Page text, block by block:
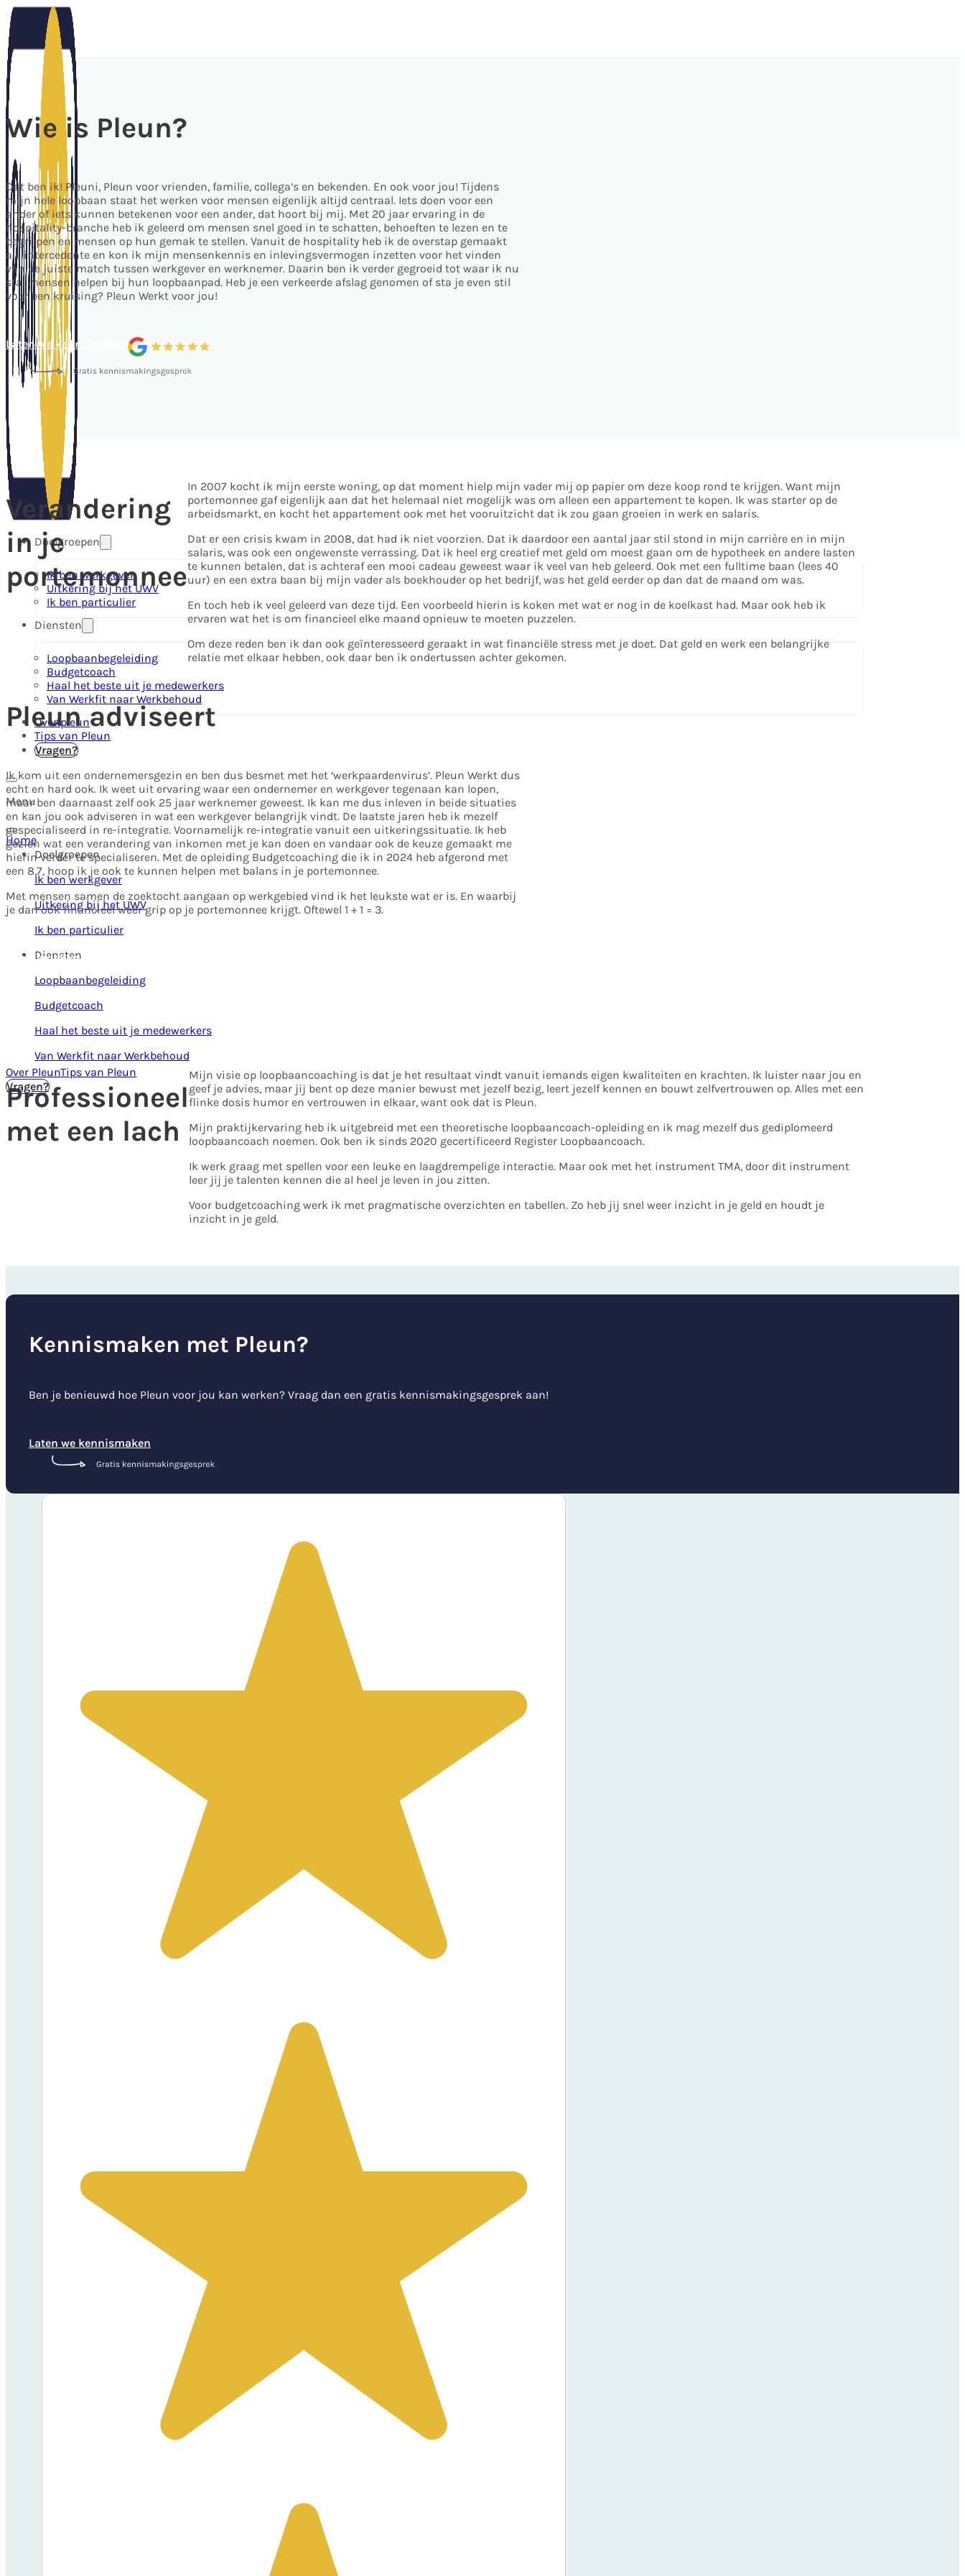
Doelgroepen
Ik ben werkgever
Uitkering bij het UWV
Ik ben particulier
Diensten
Loopbaanbegeleiding
Budgetcoach
Haal het beste uit je medewerkers
Van Werkfit naar Werkbehoud
Over pleun
Tips van Pleun
Vragen?
Menu
Home
Doelgroepen
Ik ben werkgever
Uitkering bij het UWV
Ik ben particulier
Diensten
Loopbaanbegeleiding
Budgetcoach
Haal het beste uit je medewerkers
Van Werkfit naar Werkbehoud
Over PleunTips van Pleun
Vragen? Kennismaken
Wie is Pleun?
Dat ben ik! Pleuni, Pleun voor vrienden, familie, collega’s en bekenden. En ook voor jou! Tijdens
mijn hele loopbaan staat het werken voor mensen eigenlijk altijd centraal. Iets doen voor een
ander of iets kunnen betekenen voor een ander, dat hoort bij mij. Met 20 jaar ervaring in de
hospitality-branche heb ik geleerd om mensen snel goed in te schatten, behoeften te lezen en te
begrijpen en mensen op hun gemak te stellen. Vanuit de hospitality heb ik de overstap gemaakt
als intercedente en kon ik mijn mensenkennis en inlevingsvermogen inzetten voor het vinden
van de juiste match tussen werkgever en werknemer. Daarin ben ik verder gegroeid tot waar ik nu
sta: mensen helpen bij hun loopbaanpad. Heb je een verkeerde afslag genomen of sta je even stil
voor een kruising? Pleun Werkt voor jou!
Laten we kennismaken
Verandering
in je
portemonnee
In 2007 kocht ik mijn eerste woning, op dat moment hielp mijn vader mij op papier om deze koop rond te krijgen. Want mijn
portemonnee gaf eigenlijk aan dat het helemaal niet mogelijk was om alleen een appartement te kopen. Ik was starter op de
arbeidsmarkt, en kocht het appartement ook met het vooruitzicht dat ik zou gaan groeien in werk en salaris.
Dat er een crisis kwam in 2008, dat had ik niet voorzien. Dat ik daardoor een aantal jaar stil stond in mijn carrière en in mijn
salaris, was ook een ongewenste verrassing. Dat ik heel erg creatief met geld om moest gaan om de hypotheek en andere lasten
te kunnen betalen, dat is achteraf een mooi cadeau geweest waar ik veel van heb geleerd. Ook met een fulltime baan (lees 40
uur) en een extra baan bij mijn vader als boekhouder op het bedrijf, was het geld eerder op dan dat de maand om was.
En toch heb ik veel geleerd van deze tijd. Een voorbeeld hierin is koken met wat er nog in de koelkast had. Maar ook heb ik
ervaren wat het is om financieel elke maand opnieuw te moeten puzzelen.
Om deze reden ben ik dan ook geïnteresseerd geraakt in wat financiële stress met je doet. Dat geld en werk een belangrijke
relatie met elkaar hebben, ook daar ben ik ondertussen achter gekomen.
Pleun adviseert
Ik kom uit een ondernemersgezin en ben dus besmet met het ‘werkpaardenvirus’. Pleun Werkt dus
echt en hard ook. Ik weet uit ervaring waar een ondernemer en werkgever tegenaan kan lopen,
maar ben daarnaast zelf ook 25 jaar werknemer geweest. Ik kan me dus inleven in beide situaties
en kan jou ook adviseren in wat een werkgever belangrijk vindt. De laatste jaren heb ik mezelf
gespecialiseerd in re-integratie. Voornamelijk re-integratie vanuit een uitkeringssituatie. Ik heb
gezien wat een verandering van inkomen met je kan doen en vandaar ook de keuze gemaakt me
hierin verder te specialiseren. Met de opleiding Budgetcoaching die ik in 2024 heb afgerond met
een 8,7, hoop ik je ook te kunnen helpen met balans in je portemonnee.
Met mensen samen de zoektocht aangaan op werkgebied vind ik het leukste wat er is. En waarbij
je dan ook financieel weer grip op je portemonnee krijgt. Oftewel 1 + 1 = 3.
Kennismaken
Professioneel
met een lach
Mijn visie op loopbaancoaching is dat je het resultaat vindt vanuit iemands eigen kwaliteiten en krachten. Ik luister naar jou en
geef je advies, maar jij bent op deze manier bewust met jezelf bezig, leert jezelf kennen en bouwt zelfvertrouwen op. Alles met een
flinke dosis humor en vertrouwen in elkaar, want ook dat is Pleun.
Mijn praktijkervaring heb ik uitgebreid met een theoretische loopbaancoach-opleiding en ik mag mezelf dus gediplomeerd
loopbaancoach noemen. Ook ben ik sinds 2020 gecertificeerd Register Loopbaancoach.
Ik werk graag met spellen voor een leuke en laagdrempelige interactie. Maar ook met het instrument TMA, door dit instrument
leer jij je talenten kennen die al heel je leven in jou zitten.
Voor budgetcoaching werk ik met pragmatische overzichten en tabellen. Zo heb jij snel weer inzicht in je geld en houdt je
inzicht in je geld.
Kennismaken met Pleun?
Ben je benieuwd hoe Pleun voor jou kan werken? Vraag dan een gratis kennismakingsgesprek aan!
Laten we kennismaken